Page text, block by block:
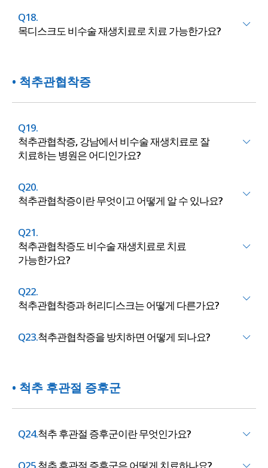
Q18.
목디스크도 비수술 재생치료로 치료 가능한가요?
• 척추관협착증
Q19.
척추관협착증, 강남에서 비수술 재생치료로 잘
치료하는 병원은 어디인가요?
Q20.
척추관협착증이란 무엇이고 어떻게 알 수 있나요?
Q21.
척추관협착증도 비수술 재생치료로 치료
가능한가요?
Q22.
척추관협착증과 허리디스크는 어떻게 다른가요?
Q23.척추관협착증을 방치하면 어떻게 되나요?
• 척추 후관절 증후군
Q24.척추 후관절 증후군이란 무엇인가요?